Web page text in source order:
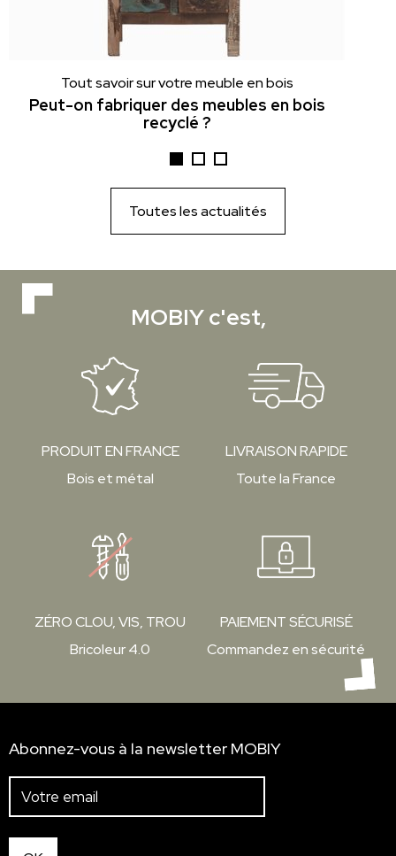
Tout savoir sur votre meuble en bois
Peut-on fabriquer des meubles en bois
recyclé ?
Toutes les actualités
MOBIY c'est,
PRODUIT EN FRANCE
Bois et métal
LIVRAISON RAPIDE
Toute la France
ZÉRO CLOU, VIS, TROU
Bricoleur 4.0
PAIEMENT SÉCURISÉ
Commandez en sécurité
Abonnez-vous à la newsletter MOBIY